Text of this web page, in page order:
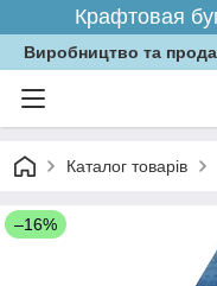
Крафтовая
Виробництво та
Каталог товарів
–16%